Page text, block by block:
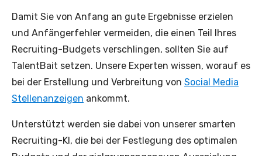
Damit Sie von Anfang an gute Ergebnisse erzielen
und Anfängerfehler vermeiden, die einen Teil Ihres
Recruiting-Budgets verschlingen, sollten Sie auf
TalentBait setzen. Unsere Experten wissen, worauf es
bei der Erstellung und Verbreitung von Social Media
Stellenanzeigen ankommt.
Unterstützt werden sie dabei von unserer smarten
Recruiting-KI, die bei der Festlegung des optimalen